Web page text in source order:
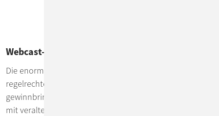
Webcast-Aufzeichnung: Effektive Observability
Die enorme Zunahme von Microservices erzeugt eine
regelrechte Datenflut. Aus diesen Datenmengen
gewinnbringende Informationen zu ziehen ist, besonders
mit veralteten Tools, eine Herausforderung und